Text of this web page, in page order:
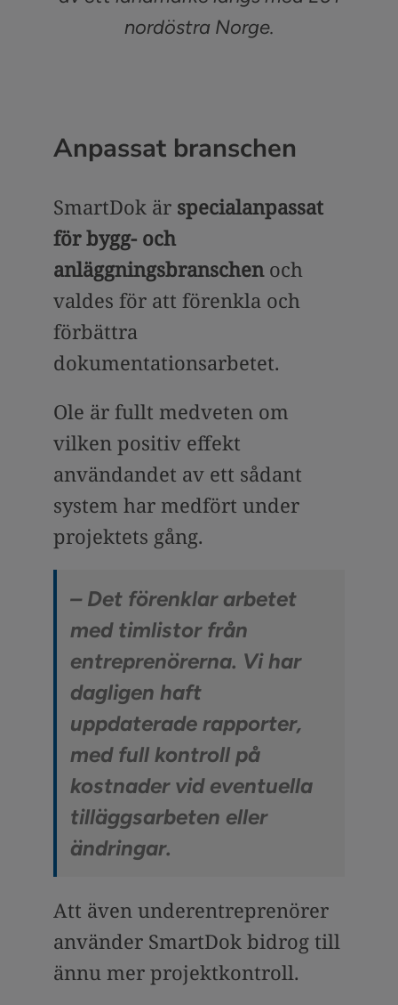
nordöstra Norge.
Anpassat branschen
SmartDok är specialanpassat
för bygg- och
anläggningsbranschenoch
valdes för att förenkla och
förbättra
dokumentationsarbetet.
Ole är fullt medveten om
vilken positiv effekt
användandet av ett sådant
system har medfört under
projektets gång.
– Det förenklar arbetet
med timlistor från
entreprenörerna. Vi har
dagligen haft
uppdaterade rapporter,
med full kontroll på
kostnader vid eventuella
tilläggsarbeten eller
ändringar.
Att även underentreprenörer
använder SmartDok bidrog till
ännu mer projektkontroll.